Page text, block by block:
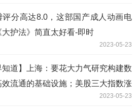
评分高达8.0，这部国产成人动画电
大护法》简直太好看-即时
2023-05-23
知道】上海：要花大力气研究构建数
效流通的基础设施；美股三大指数涨
2023-05-23